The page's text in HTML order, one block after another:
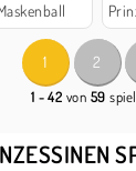
1 2
1 - 42 von 59